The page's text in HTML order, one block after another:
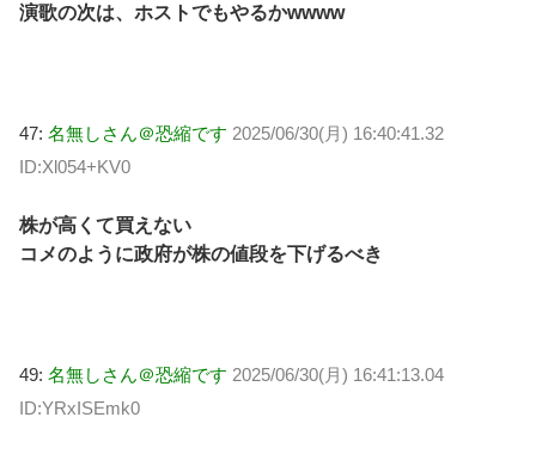
演歌の次は、ホストでもやるかwwww
47: 名無しさん＠恐縮です 2025/06/30(月) 16:40:41.32
ID:Xl054+KV0
株が高くて買えない
コメのように政府が株の値段を下げるべき
49: 名無しさん＠恐縮です 2025/06/30(月) 16:41:13.04
ID:YRxISEmk0